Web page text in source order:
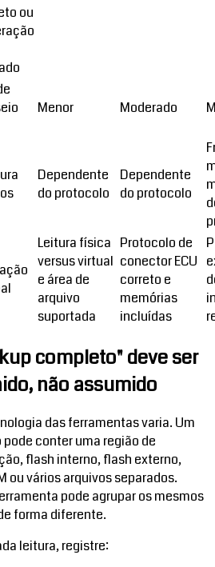
ou
Menor Moderado
Dependente
do protocolo
Dependente
do protocolo
Leitura física
versus virtual
e área de
arquivo
suportada
Protocolo de
conector ECU
correto e
memórias
incluídas
completo" deve ser
não assumido
das ferramentas varia. Um
pode conter uma região de
flash interno, flash externo,
ou vários arquivos separados.
pode agrupar os mesmos
forma diferente.
leitura, registre: